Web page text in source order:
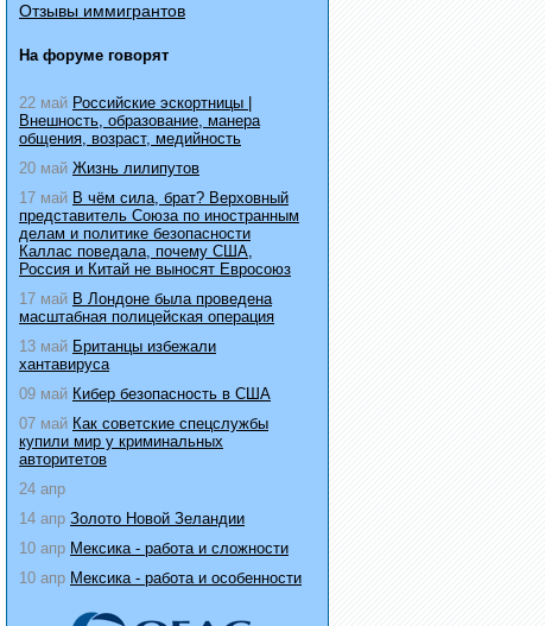
Отзывы иммигрантов
На форуме говорят
22 май Российские эскортницы |
Внешность, образование, манера
общения, возраст, медийность
20 май Жизнь лилипутов
17 май В чём сила, брат? Верховный
представитель Союза по иностранным
делам и политике безопасности
Каллас поведала, почему США,
Россия и Китай не выносят Евросоюз
17 май В Лондоне была проведена
масштабная полицейская операция
13 май Британцы избежали
хантавируса
09 май Кибер безопасность в США
07 май Как советские спецслужбы
купили мир у криминальных
авторитетов
24 апр
14 апр Золото Новой Зеландии
10 апр Мексика - работа и сложности
10 апр Мексика - работа и особенности